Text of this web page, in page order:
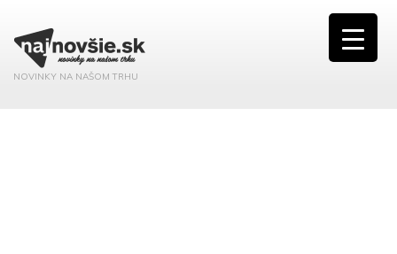
NOVINKY NA NAŠOM TRHU